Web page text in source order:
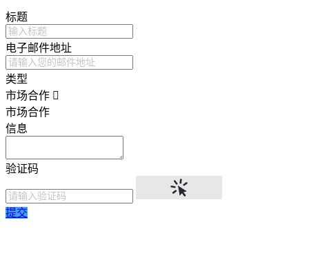
标题
电子邮件地址
类型
市场合作
市场合作
信息
验证码
提交